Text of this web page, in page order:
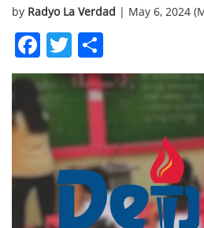
by Radyo La Verdad | May 6, 2024
Facebook
Twitter